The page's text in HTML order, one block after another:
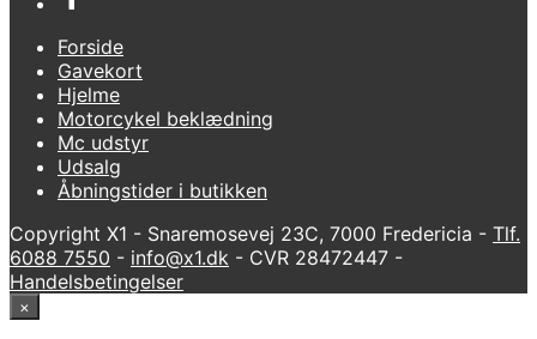
Forside
Gavekort
Hjelme
Motorcykel beklædning
Mc udstyr
Udsalg
Åbningstider i butikken
Copyright X1 - Snaremosevej 23C, 7000 Fredericia - Tlf.
6088 7550 - info@x1.dk - CVR 28472447 -
Handelsbetingelser
×